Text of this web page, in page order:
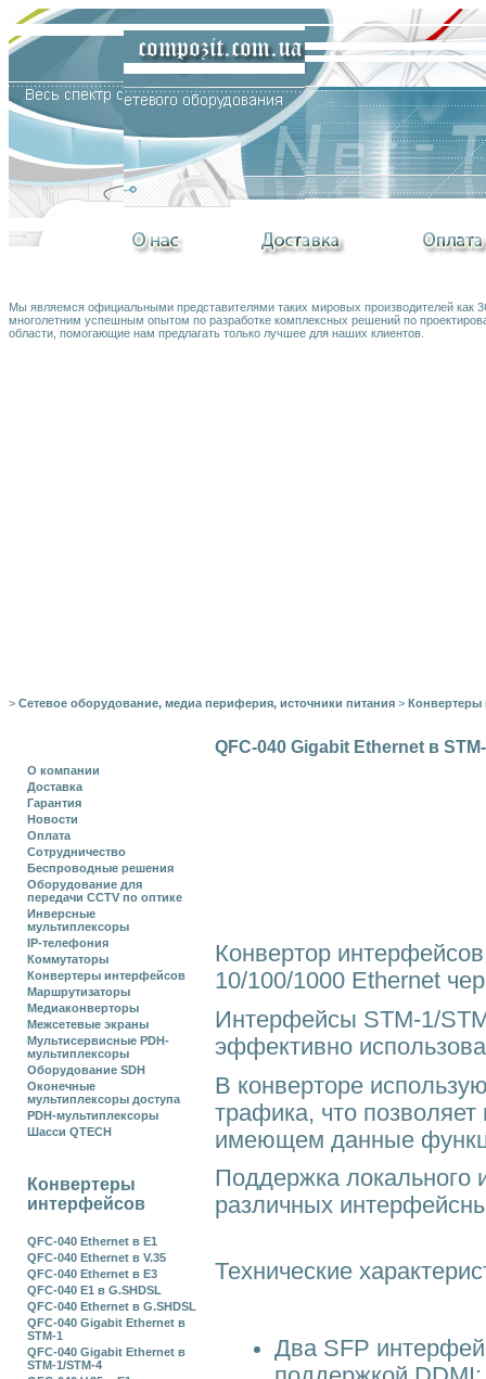
Мы являемся официальными представителями таких мировых производителей как
многолетним успешным опытом по разработке комплексных решений по
области, помогающие нам предлагать только лучшее для наших клиентов.
> Сетевое оборудование, медиа периферия, источники питания > Конвертеры
О компании
Доставка
Гарантия
Новости
Оплата
Сотрудничество
Беспроводные решения
Оборудование для
передачи CCTV по оптике
Инверсные
мультиплексоры
IP-телефония
Коммутаторы
Конвертеры интерфейсов
Маршрутизаторы
Медиаконверторы
Межсетевые экраны
Мультисервисные PDH-
мультиплексоры
Оборудование SDH
Оконечные
мультиплексоры доступа
PDH-мультиплексоры
Шасси QTECH
Конвертеры
интерфейсов
QFC-040 Ethernet в Е1
QFC-040 Ethernet в V.35
QFC-040 Ethernet в E3
QFC-040 E1 в G.SHDSL
QFC-040 Ethernet в G.SHDSL
QFC-040 Gigabit Ethernet в
STM-1
QFC-040 Gigabit Ethernet в
STM-1/STM-4
QFC-040 Gigabit Ethernet в
Конвертор
10/100/1000 Ethernet
Интерфейсы STM-1/
эффективно
В конверторе
трафика, что
имеющем данные
Поддержка локального
различных
Технические
Два SFP